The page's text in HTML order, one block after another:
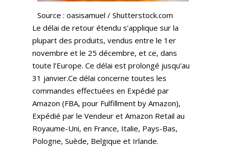
Source : oasisamuel / Shutterstock.com
Le délai de retour étendu s’applique sur la
plupart des produits, vendus entre le 1er
novembre et le 25 décembre, et ce, dans
toute l’Europe. Ce délai est prolongé jusqu’au
31 janvier.Ce délai concerne toutes les
commandes effectuées en Expédié par
Amazon (FBA, pour Fulfillment by Amazon),
Expédié par le Vendeur et Amazon Retail au
Royaume-Uni, en France, Italie, Pays-Bas,
Pologne, Suède, Belgique et Irlande.